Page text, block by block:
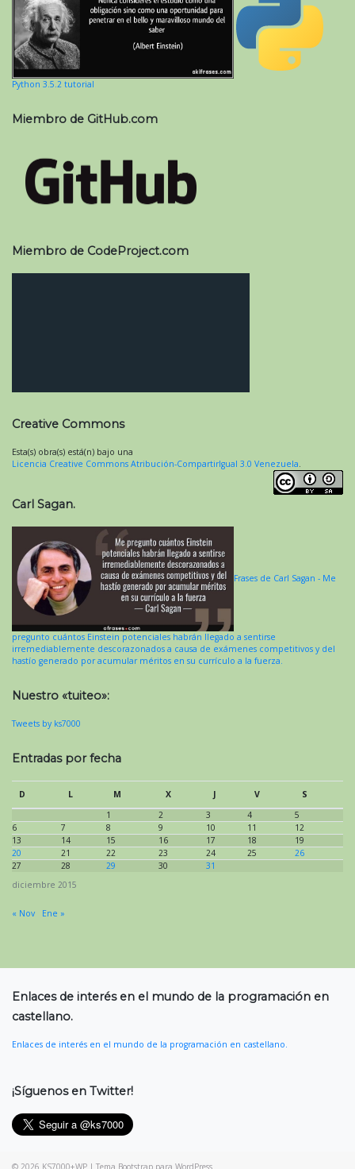
Python 3.5.2 tutorial
Miembro de GitHub.com
Miembro de CodeProject.com
Creative Commons
Esta(s) obra(s) está(n) bajo una
Licencia Creative Commons Atribución-CompartirIgual 3.0 Venezuela.
Carl Sagan.
Frases de Carl Sagan - Me
pregunto cuántos Einstein potenciales habrán llegado a sentirse
irremediablemente descorazonados a causa de exámenes competitivos y del
hastío generado por acumular méritos en su currículo a la fuerza.
Nuestro «tuiteo»:
Tweets by ks7000
Entradas por fecha
diciembre 2015
D L M X J V
S
1
2 3 4
5
6
7 8 9 10 11
12
13
14 15 16 17 18
19
20
21 22 23 24 25
26
27
28 29 30 31
« Nov Ene »
Enlaces de interés en el mundo de la programación en
castellano.
Enlaces de interés en el mundo de la programación en castellano.
¡Síguenos en Twitter!